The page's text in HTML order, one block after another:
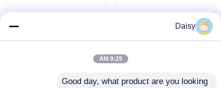
محرك Deutz
محرك الكمون
Daisy
9:25 AM
Good day, what product are you looking